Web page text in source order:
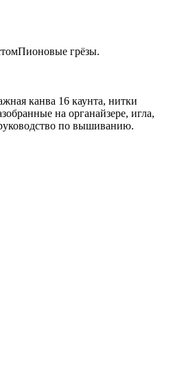
грёзы.
канва 16 каунта, нитки
на органайзере, игла,
по вышиванию.